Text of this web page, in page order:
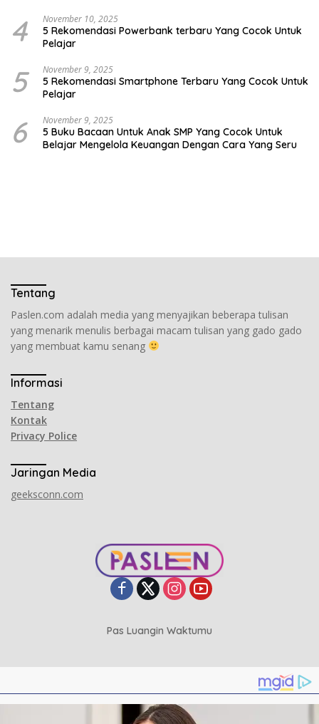
4 November 10, 2025
5 Rekomendasi Powerbank terbaru Yang Cocok Untuk
Pelajar
5 November 9, 2025
5 Rekomendasi Smartphone Terbaru Yang Cocok Untuk
Pelajar
6 November 9, 2025
5 Buku Bacaan Untuk Anak SMP Yang Cocok Untuk
Belajar Mengelola Keuangan Dengan Cara Yang Seru
Tentang
Paslen.com adalah media yang menyajikan beberapa tulisan
yang menarik menulis berbagai macam tulisan yang gado gado
yang membuat kamu senang
Informasi
Tentang
Kontak
Privacy Police
Jaringan Media
geeksconn.com
Pas Luangin Waktumu